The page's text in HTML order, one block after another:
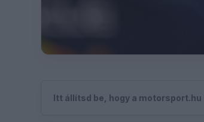
Itt állítsd be, hogy a